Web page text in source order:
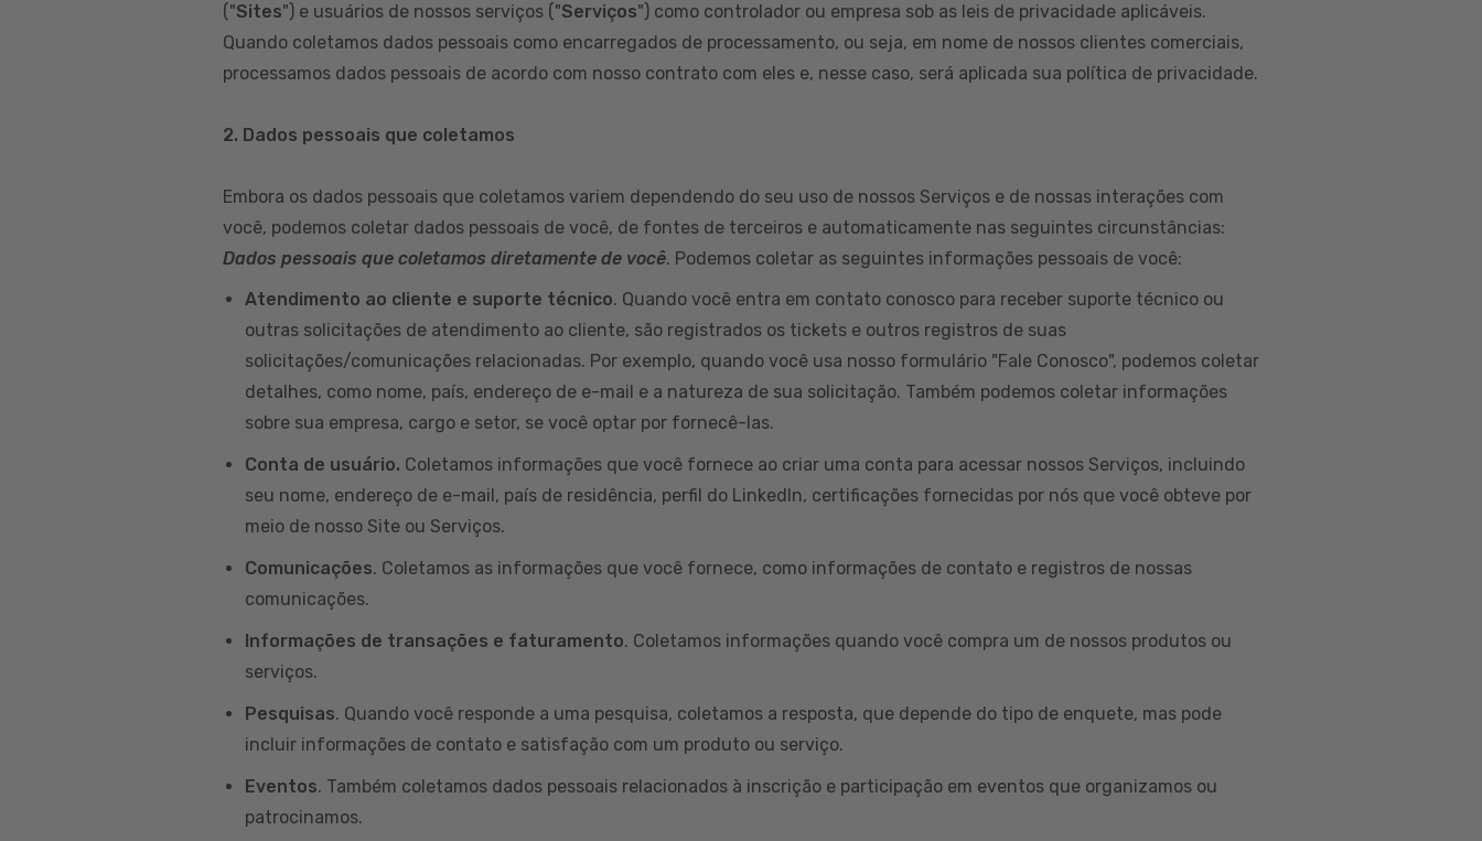
("Sites") e usuários de nossos serviços ("Serviços") como controlador ou empresa sob as leis de privacidade aplicáveis.
Quando coletamos dados pessoais como encarregados de processamento, ou seja, em nome de nossos clientes comerciais,
processamos dados pessoais de acordo com nosso contrato com eles e, nesse caso, será aplicada sua política de privacidade.
2. Dados pessoais que coletamos
Embora os dados pessoais que coletamos variem dependendo do seu uso de nossos Serviços e de nossas interações com
você, podemos coletar dados pessoais de você, de fontes de terceiros e automaticamente nas seguintes circunstâncias:
Dados pessoais que coletamos diretamente de você. Podemos coletar as seguintes informações pessoais de você:
Atendimento ao cliente e suporte técnico. Quando você entra em contato conosco para receber suporte técnico ou
outras solicitações de atendimento ao cliente, são registrados os tickets e outros registros de suas
solicitações/comunicações relacionadas. Por exemplo, quando você usa nosso formulário "Fale Conosco", podemos coletar
detalhes, como nome, país, endereço de e-mail e a natureza de sua solicitação. Também podemos coletar informações
sobre sua empresa, cargo e setor, se você optar por fornecê-las.
Conta de usuário. Coletamos informações que você fornece ao criar uma conta para acessar nossos Serviços, incluindo
seu nome, endereço de e-mail, país de residência, perfil do LinkedIn, certificações fornecidas por nós que você obteve por
meio de nosso Site ou Serviços.
Comunicações. Coletamos as informações que você fornece, como informações de contato e registros de nossas
comunicações.
Informações de transações e faturamento. Coletamos informações quando você compra um de nossos produtos ou
serviços.
Pesquisas. Quando você responde a uma pesquisa, coletamos a resposta, que depende do tipo de enquete, mas pode
incluir informações de contato e satisfação com um produto ou serviço.
Eventos. Também coletamos dados pessoais relacionados à inscrição e participação em eventos que organizamos ou
patrocinamos.